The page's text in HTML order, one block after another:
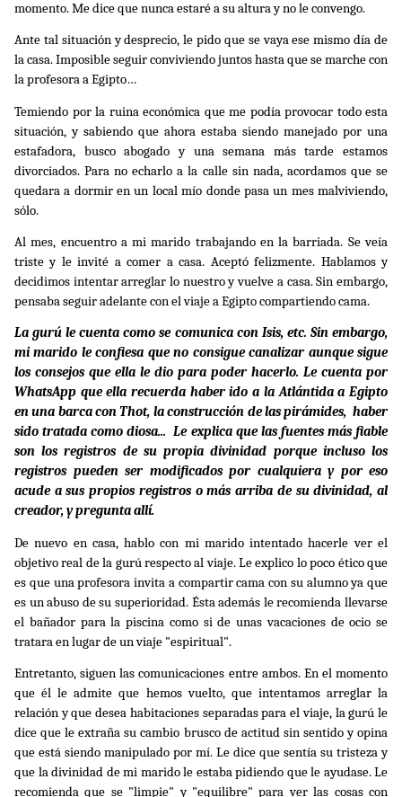
momento. Me dice que nunca estaré a su altura y no le convengo.
Ante tal situación y desprecio, le pido que se vaya ese mismo día de
la casa. Imposible seguir conviviendo juntos hasta que se marche con
la profesora a Egipto…
Temiendo por la ruina económica que me podía provocar todo esta
situación, y sabiendo que ahora estaba siendo manejado por una
estafadora, busco abogado y una semana más tarde estamos
divorciados. Para no echarlo a la calle sin nada, acordamos que se
quedara a dormir en un local mío donde pasa un mes malviviendo,
sólo.
Al mes, encuentro a mi marido trabajando en la barriada. Se veía
triste y le invité a comer a casa. Aceptó felizmente. Hablamos y
decidimos intentar arreglar lo nuestro y vuelve a casa. Sin embargo,
pensaba seguir adelante con el viaje a Egipto compartiendo cama.
La gurú le cuenta como se comunica con Isis, etc. Sin embargo,
mi marido le confiesa que no consigue canalizar aunque sigue
los consejos que ella le dio para poder hacerlo. Le cuenta por
WhatsApp que ella recuerda haber ido a la Atlántida a Egipto
en una barca con Thot, la construcción de las pirámides, haber
sido tratada como diosa... Le explica que las fuentes más fiable
son los registros de su propia divinidad porque incluso los
registros pueden ser modificados por cualquiera y por eso
acude a sus propios registros o más arriba de su divinidad, al
creador, y pregunta allí.
De nuevo en casa, hablo con mi marido intentado hacerle ver el
objetivo real de la gurú respecto al viaje. Le explico lo poco ético que
es que una profesora invita a compartir cama con su alumno ya que
es un abuso de su superioridad. Ésta además le recomienda llevarse
el bañador para la piscina como si de unas vacaciones de ocio se
tratara en lugar de un viaje "espiritual".
Entretanto, siguen las comunicaciones entre ambos. En el momento
que él le admite que hemos vuelto, que intentamos arreglar la
relación y que desea habitaciones separadas para el viaje, la gurú le
dice que le extraña su cambio brusco de actitud sin sentido y opina
que está siendo manipulado por mí. Le dice que sentía su tristeza y
que la divinidad de mi marido le estaba pidiendo que le ayudase. Le
recomienda que se "limpie" y "equilibre" para ver las cosas con